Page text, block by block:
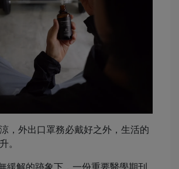
，外出口罩務必戴好之外，生活的
。
緩解的跡象下，一份重要醫學期刊